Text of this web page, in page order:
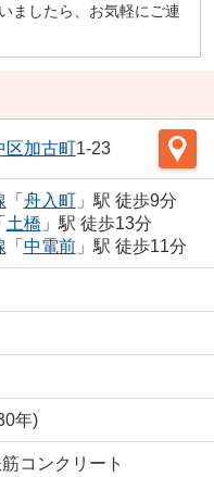
ましたら、お気軽にご連
区加古町1-23
「 舟入町」駅 徒歩9分
土橋 」駅 徒歩13分
「 中電前」駅 徒歩11分
年)
コンクリート